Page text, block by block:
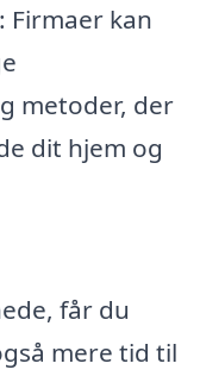
Firmaer kan
metoder, der
dit hjem og
får du
mere tid til